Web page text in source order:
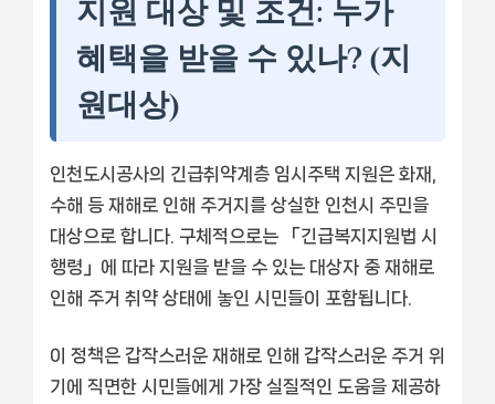
지원 대상 및 조건: 누가
혜택을 받을 수 있나? (지
원대상)
인천도시공사의 긴급취약계층 임시주택 지원은 화재,
수해 등 재해로 인해 주거지를 상실한 인천시 주민을
대상으로 합니다. 구체적으로는 「긴급복지지원법 시
행령」에 따라 지원을 받을 수 있는 대상자 중 재해로
인해 주거 취약 상태에 놓인 시민들이 포함됩니다.
이 정책은 갑작스러운 재해로 인해 갑작스러운 주거 위
기에 직면한 시민들에게 가장 실질적인 도움을 제공하